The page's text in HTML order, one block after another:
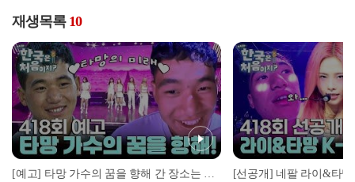
재생목록 10
[예고] 타망 가수의 꿈을 향해 간 장소는 어디? 그리고 포터 듀오 vs 한국 산 그 결말은?